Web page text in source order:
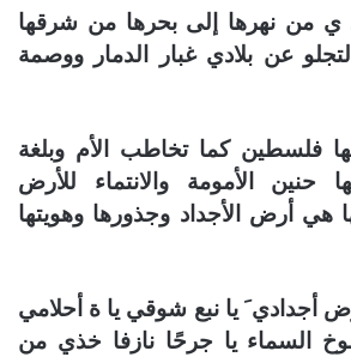
من نهرها إلى بحرها من شرقها
عن بلادي غبار الدمار ووصمة
فلسطين كما تخاطب الأم وبلغة
حنين الأمومة والانتماء للأرض
هي أرض الأجداد وجذورها وهويتها
أجدادي َ يا نبع شوقي يا ة أحلامي
السماء يا جرحًا نازفا خذي من